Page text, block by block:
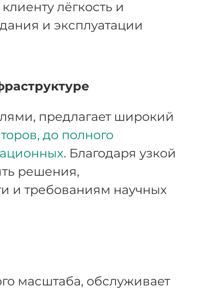
лёгкость и
и эксплуатации
предлагает широкий
до полного
. Благодаря узкой
решения,
и требованиям научных
масштаба, обслуживает